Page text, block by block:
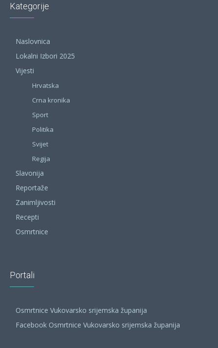
Kategorije
Naslovnica
Lokalni Izbori 2025
Vijesti
Hrvatska
Crna kronika
Sport
Politika
Svijet
Regija
Slavonija
Reportaže
Zanimljivosti
Recepti
Osmrtnice
Portali
Osmrtnice Vukovarsko srijemska županija
Facebook Osmrtnice Vukovarsko srijemska županija